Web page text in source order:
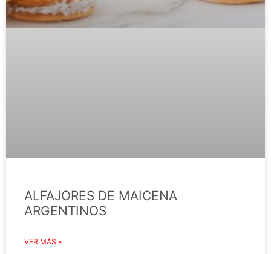
ALFAJORES DE MAICENA
ARGENTINOS
VER MÁS »